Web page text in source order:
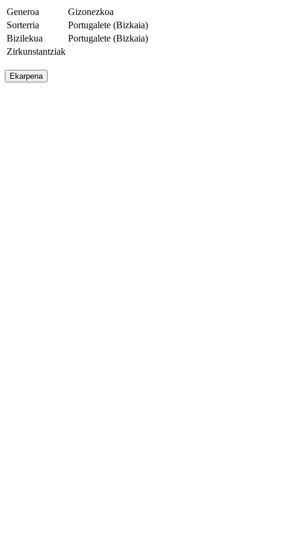
Generoa
Gizonezkoa
Sorterria
Portugalete (Bizkaia)
Bizilekua
Portugalete (Bizkaia)
Zirkunstantziak